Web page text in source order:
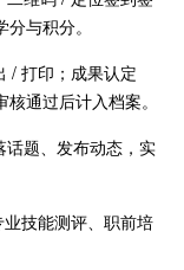
与积分。
/ 打印；成果认定
通过后计入档案。
题、发布动态，实
技能测评、职前培